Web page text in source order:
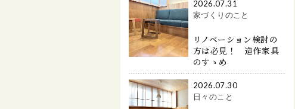
2026.07.31
家づくりのこと
リノベーション検討の
方は必見！ 造作家具
のすゝめ
2026.07.30
日々のこと